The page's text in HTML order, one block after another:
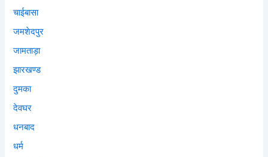
चाईबासा
जमशेदपुर
जामताड़ा
झारखण्ड
दुमका
देवघर
धनबाद
धर्म